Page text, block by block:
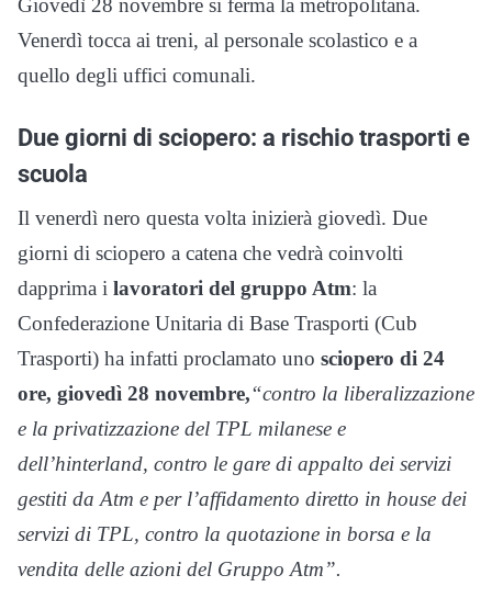
Giovedì 28 novembre si ferma la metropolitana.
Venerdì tocca ai treni, al personale scolastico e a
quello degli uffici comunali.
Due giorni di sciopero: a rischio trasporti e
scuola
Il venerdì nero questa volta inizierà giovedì. Due
giorni di sciopero a catena che vedrà coinvolti
dapprima i lavoratori del gruppo Atm: la
Confederazione Unitaria di Base Trasporti (Cub
Trasporti) ha infatti proclamato uno sciopero di 24
ore, giovedì 28 novembre,“contro la liberalizzazione
e la privatizzazione del TPL milanese e
dell’hinterland, contro le gare di appalto dei servizi
gestiti da Atm e per l’affidamento diretto in house dei
servizi di TPL, contro la quotazione in borsa e la
vendita delle azioni del Gruppo Atm”.